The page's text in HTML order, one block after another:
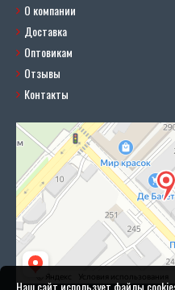
О компании
Доставка
Оптовикам
Отзывы
Контакты
Наш сайт использует файлы